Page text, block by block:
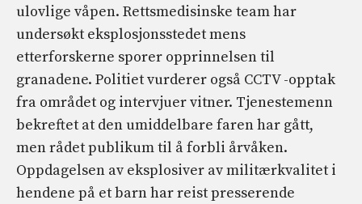
ulovlige våpen. Rettsmedisinske team har
undersøkt eksplosjonsstedet mens
etterforskerne sporer opprinnelsen til
granadene. Politiet vurderer også CCTV -opptak
fra området og intervjuer vitner. Tjenestemenn
bekreftet at den umiddelbare faren har gått,
men rådet publikum til å forbli årvåken.
Oppdagelsen av eksplosiver av militærkvalitet i
hendene på et barn har reist presserende